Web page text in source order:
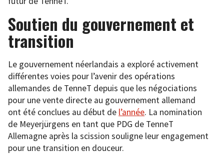
Soutien du gouvernement et
transition
Le gouvernement néerlandais a exploré activement
différentes voies pour l’avenir des opérations
allemandes de TenneT depuis que les négociations
pour une vente directe au gouvernement allemand
ont été conclues au début de l’année. La nomination
de Meyerjürgens en tant que PDG de TenneT
Allemagne après la scission souligne leur engagement
pour une transition en douceur.